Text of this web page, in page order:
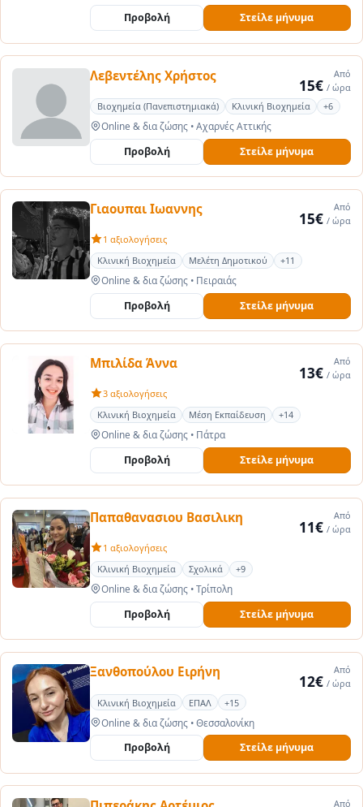
Προβολή Στείλε μήνυμα
Λεβεντέλης Χρήστος Από
15€ / ώρα
Βιοχημεία (Πανεπιστημιακά)
Κλινική Βιοχημεία +6
Online & δια ζώσης •Αχαρνές Αττικής
Προβολή Στείλε μήνυμα
Γιαουπαι Ιωαννης Από
15€ / ώρα
1 αξιολογήσεις
Κλινική Βιοχημεία
Μελέτη Δημοτικού +11
Online & δια ζώσης •Πειραιάς
Προβολή Στείλε μήνυμα
Μπιλίδα Άννα Από
13€ / ώρα
3 αξιολογήσεις
Κλινική Βιοχημεία
Μέση Εκπαίδευση +14
Online & δια ζώσης •Πάτρα
Προβολή Στείλε μήνυμα
Παπαθανασιου Βασιλικη Από
11€ / ώρα
1 αξιολογήσεις
Κλινική Βιοχημεία
Σχολικά +9
Online & δια ζώσης •Τρίπολη
Προβολή Στείλε μήνυμα
Ξανθοπούλου Ειρήνη Από
12€ / ώρα
Κλινική Βιοχημεία
ΕΠΑΛ +15
Online & δια ζώσης •Θεσσαλονίκη
Προβολή Στείλε μήνυμα
Από